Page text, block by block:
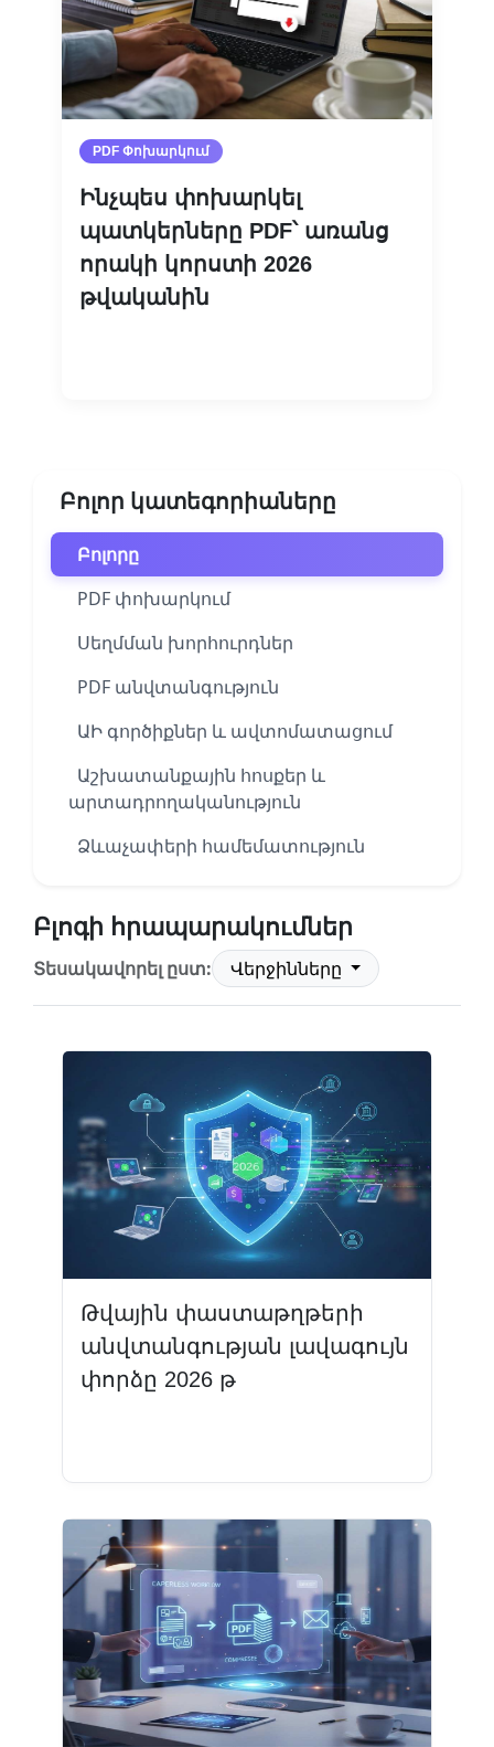
PDF Փոխարկում
Ինչպես փոխարկել
պատկերները PDF՝ առանց
որակի կորստի 2026
թվականին
Բոլոր կատեգորիաները
Բոլորը
PDF փոխարկում
Սեղմման խորհուրդներ
PDF անվտանգություն
ԱԻ գործիքներ և ավտոմատացում
Աշխատանքային հոսքեր և
արտադրողականություն
Ձևաչափերի համեմատություն
Բլոգի հրապարակումներ
Տեսակավորել ըստ: Վերջինները
Թվային փաստաթղթերի
անվտանգության լավագույն
փորձը 2026 թ